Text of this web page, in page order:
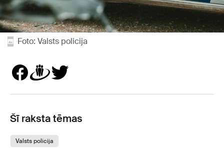
Foto: Valsts policija
Šī raksta tēmas
Valsts policija